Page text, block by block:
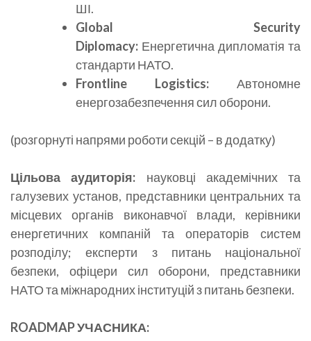
ШІ.
Global Security
Diplomacy: Енергетична дипломатія та
стандарти НАТО.
Frontline
Logistics: Автономне
енергозабезпечення сил оборони.
(розгорнуті напрями роботи секцій – в додатку)
Цільова аудиторія:
науковці академічних та
галузевих установ, представники центральних та
місцевих органів виконавчої влади, керівники
енергетичних компаній та операторів систем
розподілу; експерти з питань національної
безпеки, офіцери сил оборони, представники
НАТО та міжнародних інституцій з питань безпеки.
ROADMAP УЧАСНИКА: